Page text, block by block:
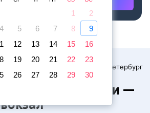
1
2
4 5 6 7 8
9
12 13 14 15
16
19 20 21 22
23
26 27 28 29
30
Ж/д билеты Дедовичи → Санкт-Петербург
поездов Дедовичи —